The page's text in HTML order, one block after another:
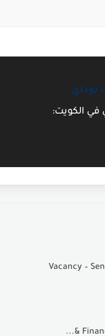
توداي
في الكويت: